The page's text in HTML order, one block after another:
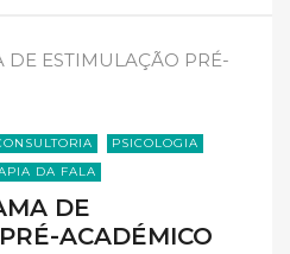
PSICOLOGIA
DA FALA
DE
ACADÉMICO